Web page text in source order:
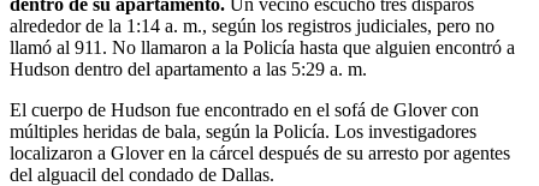
alrededor de la 1:14 a. m., según los registros judiciales, pero no
llamó al 911. No llamaron a la Policía hasta que alguien encontró a
Hudson dentro del apartamento a las 5:29 a. m.
El cuerpo de Hudson fue encontrado en el sofá de Glover con
múltiples heridas de bala, según la Policía. Los investigadores
localizaron a Glover en la cárcel después de su arresto por agentes
del alguacil del condado de Dallas.